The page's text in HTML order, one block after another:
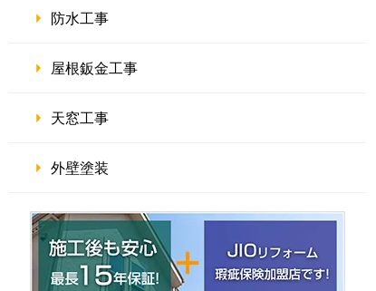
防水工事
屋根鈑金工事
天窓工事
外壁塗装